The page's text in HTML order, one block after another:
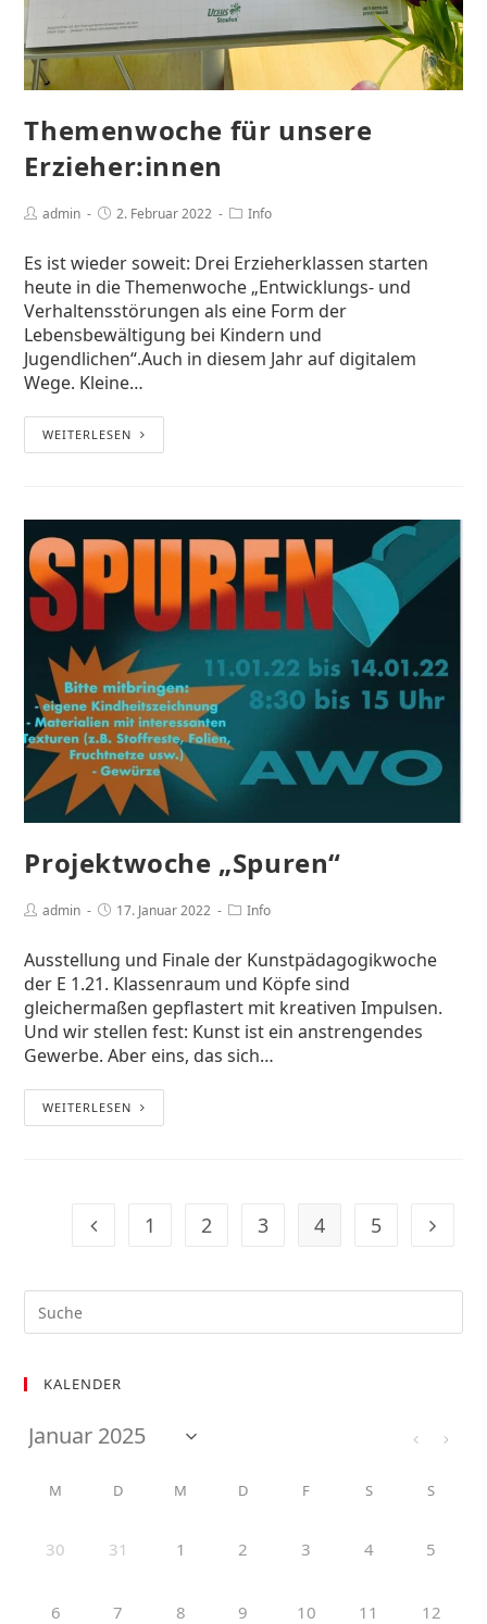
Themenwoche für unsere
Erzieher:innen
admin 2. Februar 2022 Info
Es ist wieder soweit: Drei Erzieherklassen starten
heute in die Themenwoche „Entwicklungs- und
Verhaltensstörungen als eine Form der
Lebensbewältigung bei Kindern und
Jugendlichen“.Auch in diesem Jahr auf digitalem
Wege. Kleine…
WEITERLESEN
Projektwoche „Spuren“
admin 17. Januar 2022 Info
Ausstellung und Finale der Kunstpädagogikwoche
der E 1.21. Klassenraum und Köpfe sind
gleichermaßen gepflastert mit kreativen Impulsen.
Und wir stellen fest: Kunst ist ein anstrengendes
Gewerbe. Aber eins, das sich…
WEITERLESEN
1 2 3 4 5
KALENDER
M D M D F S S
30 31 1 2 3 4 5
6 7 8 9 10 11 12